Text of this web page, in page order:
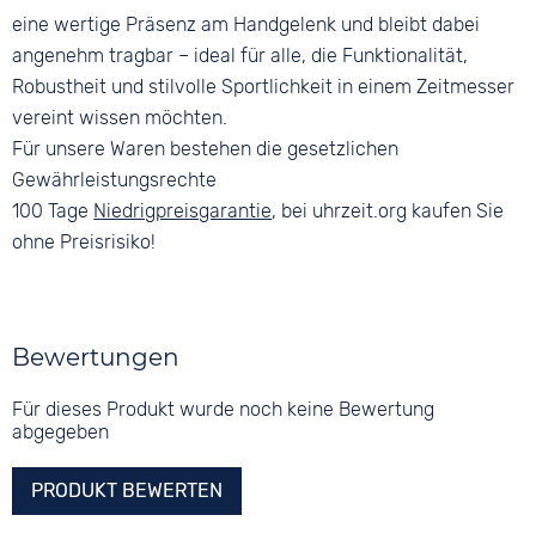
eine wertige Präsenz am Handgelenk und bleibt dabei
angenehm tragbar – ideal für alle, die Funktionalität,
Robustheit und stilvolle Sportlichkeit in einem Zeitmesser
vereint wissen möchten.
Für unsere Waren bestehen die gesetzlichen
Gewährleistungsrechte
100 Tage Niedrigpreisgarantie, bei uhrzeit.org kaufen Sie
ohne Preisrisiko!
Bewertungen
Für dieses Produkt wurde noch keine Bewertung
abgegeben
PRODUKT BEWERTEN